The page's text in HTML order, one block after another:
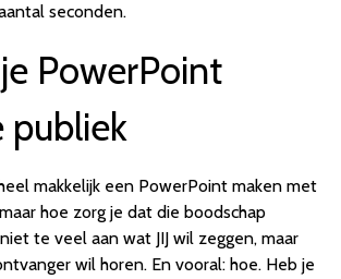
seconden.
PowerPoint
publiek
makkelijk een PowerPoint maken met
hoe zorg je dat die boodschap
te veel aan wat JIJ wil zeggen, maar
wil horen. En vooral: hoe. Heb je